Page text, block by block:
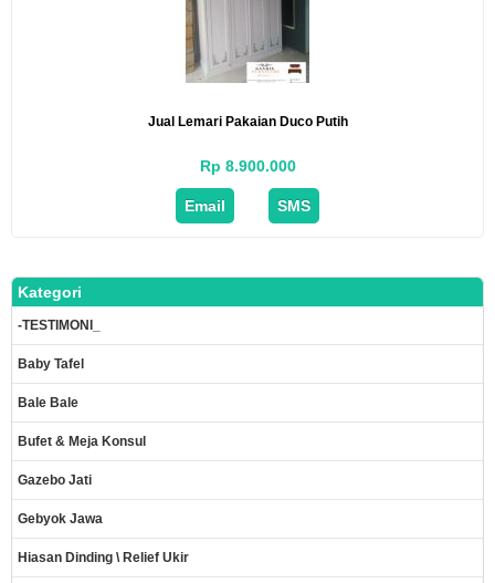
Jual Lemari Pakaian Duco Putih
Rp 8.900.000
Email SMS
Kategori
-TESTIMONI_
Baby Tafel
Bale Bale
Bufet & Meja Konsul
Gazebo Jati
Gebyok Jawa
Hiasan Dinding \ Relief Ukir